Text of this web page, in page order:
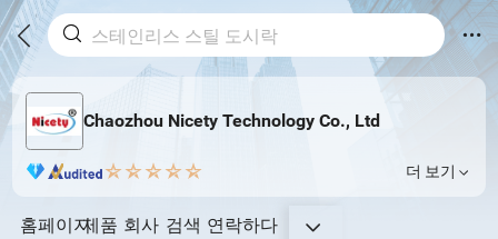
Chaozhou Nicety Technology Co., Ltd
더 보기
홈페이지제품 회사 검색 연락하다